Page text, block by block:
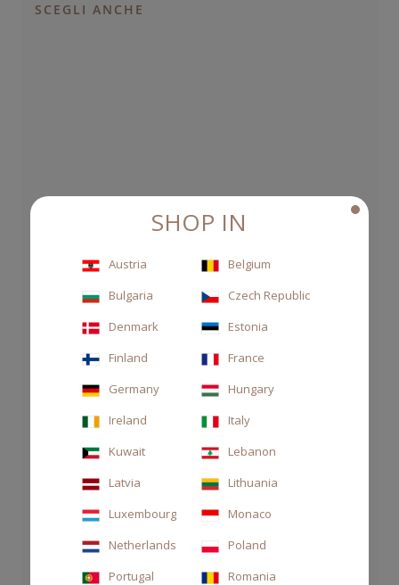
SCEGLI ANCHE
DIFFUSORE 1000 ML AUTOMOBILI
LAMBORGHINI
140,00 €
SHOP IN
Austria
Belgium
Bulgaria
Czech Republic
Denmark
Estonia
Finland
France
Germany
Hungary
Ireland
Italy
Kuwait
Lebanon
Latvia
Lithuania
Luxembourg
Monaco
Netherlands
Poland
Portugal
Romania